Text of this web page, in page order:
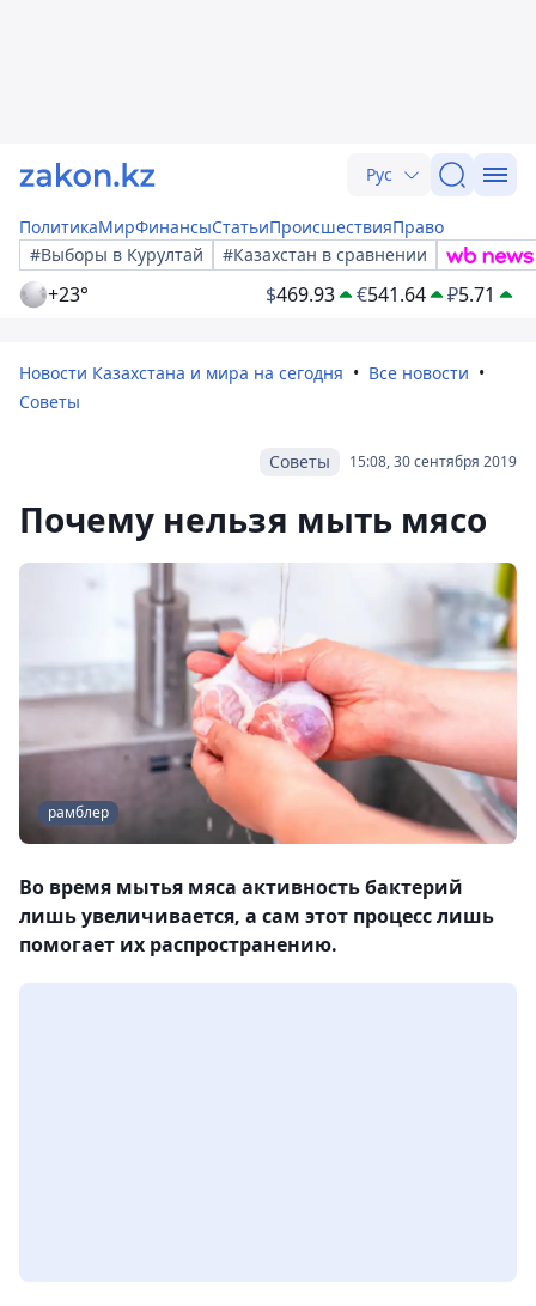
Рус
ПолитикаМирФинансыСтатьиПроисшествияПраво
#Выборы в Курултай
#Казахстан в сравнении
+23° $469.93 €541.64 ₽5.71
Новости Казахстана и мира на сегодня
Все новости
Советы
15:08, 30 сентября 2019
Советы
Почему нельзя мыть мясо
рамблер
Во время мытья мяса активность бактерий
лишь увеличивается, а сам этот процесс лишь
помогает их распространению.